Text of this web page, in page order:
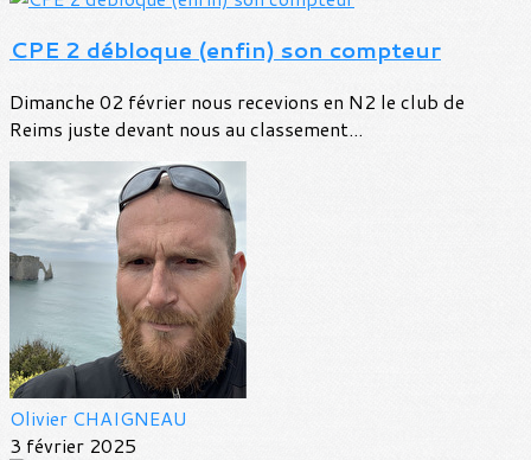
CPE 2 débloque (enfin) son compteur
Dimanche 02 février nous recevions en N2 le club de
Reims juste devant nous au classement...
Olivier CHAIGNEAU
3 février 2025